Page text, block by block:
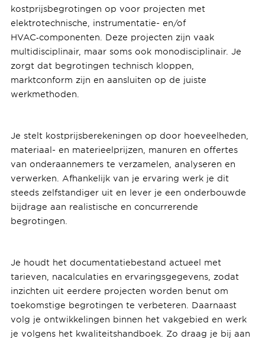
kostprijsbegrotingen op voor projecten met
elektrotechnische, instrumentatie- en/of
HVAC‑componenten. Deze projecten zijn vaak
multidisciplinair, maar soms ook monodisciplinair. Je
zorgt dat begrotingen technisch kloppen,
marktconform zijn en aansluiten op de juiste
werkmethoden.
Je stelt kostprijsberekeningen op door hoeveelheden,
materiaal- en materieelprijzen, manuren en offertes
van onderaannemers te verzamelen, analyseren en
verwerken. Afhankelijk van je ervaring werk je dit
steeds zelfstandiger uit en lever je een onderbouwde
bijdrage aan realistische en concurrerende
begrotingen.
Je houdt het documentatiebestand actueel met
tarieven, nacalculaties en ervaringsgegevens, zodat
inzichten uit eerdere projecten worden benut om
toekomstige begrotingen te verbeteren. Daarnaast
volg je ontwikkelingen binnen het vakgebied en werk
je volgens het kwaliteitshandboek. Zo draag je bij aan